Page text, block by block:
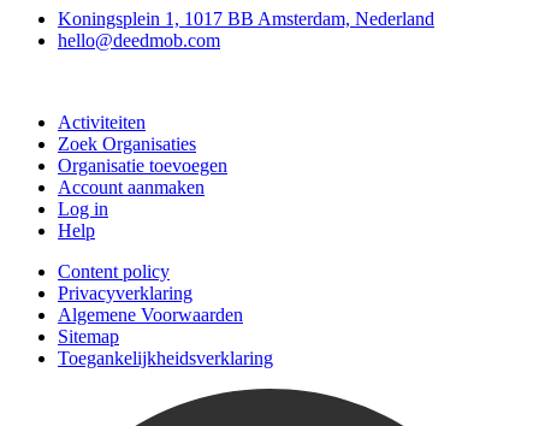
Koningsplein 1, 1017 BB Amsterdam, Nederland
hello@deedmob.com
Activiteiten
Zoek Organisaties
Organisatie toevoegen
Account aanmaken
Log in
Help
Content policy
Privacyverklaring
Algemene Voorwaarden
Sitemap
Toegankelijkheidsverklaring